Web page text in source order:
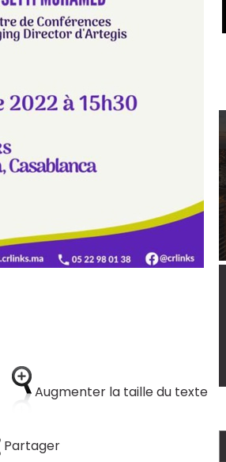
Augmenter la taille du texte
Partager